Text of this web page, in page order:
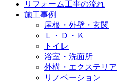
リフォーム⼯事の流れ
施⼯事例
屋根・外壁・玄関
Ｌ・Ｄ・Ｋ
トイレ
浴室・洗⾯所
外構・エクステリア
リノベーション